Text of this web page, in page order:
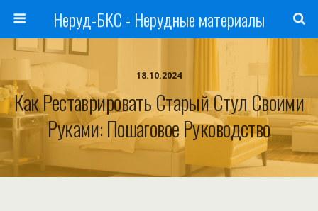
Неруд-БКС - Нерудные материалы
18.10.2024
Как Реставрировать Старый Стул Своими
Руками: Пошаговое Руководство